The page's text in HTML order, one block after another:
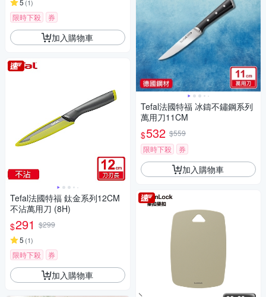
5 (1)
限時下殺 券
加入購物車
Tefal法國特福 鈦金系列12CM
不沾萬用刀 (8H)
$291 $299
5 (1)
限時下殺 券
加入購物車
Tefal法國特福 冰鑄不鏽鋼系列
萬用刀11CM
$532 $559
限時下殺
券
加入購物車